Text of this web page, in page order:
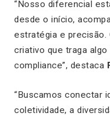
“Nosso diferencial
desde o início,
estratégia e precisão.
criativo que traga
compliance”, destaca
“Buscamos conectar
coletividade, a